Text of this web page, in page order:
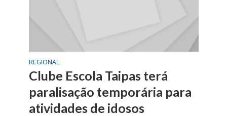
REGIONAL
Clube Escola Taipas terá
paralisação temporária para
atividades de idosos